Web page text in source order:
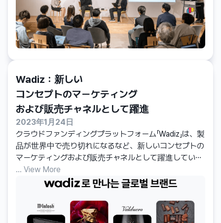
Wadiz：新しい
コンセプトのマーケティング
および販売チャネルとして躍進
2023年1月24日
クラウドファンディングプラットフォーム「Wadiz」は、製
品が世界中で売り切れになるなど、新しいコンセプトの
マーケティングおよび販売チャネルとして躍進していま
す。有名な国際ブランドさえも、従来の流通チャネルよ
りクラウドファンディングプラットフォームを選ぶ傾向
その代表例です。Wadizの「グローバルファンディング」
は、海外で公式に検証された製品を国内市場に紹介す
... View More